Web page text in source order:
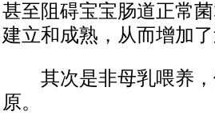
甚至阻碍宝宝肠道正常
建立和成熟，从而增加了
其次是非母乳喂养，
原。